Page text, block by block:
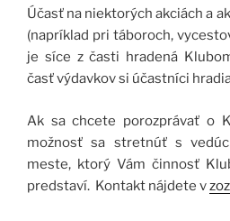
Účasť na niektorých akciách a
(napríklad pri táboroch,
je síce z časti hradená
časť výdavkov si účastníci
Ak sa chcete porozprávať o
možnosť sa stretnúť s
meste, ktorý Vám činnosť
predstaví. Kontakt nájdete v